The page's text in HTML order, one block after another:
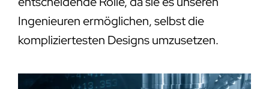
Ingenieuren ermöglichen, selbst die
kompliziertesten Designs umzusetzen.